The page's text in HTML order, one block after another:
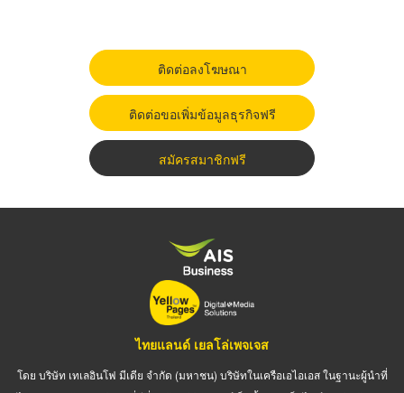
ติดต่อลงโฆษณา
ติดต่อขอเพิ่มข้อมูลธุรกิจฟรี
สมัครสมาชิกฟรี
ไทยแลนด์ เยลโล่เพจเจส
โดย บริษัท เทเลอินโฟ มีเดีย จำกัด (มหาชน) บริษัทในเครือเอไอเอส ในฐานะผู้นำที่